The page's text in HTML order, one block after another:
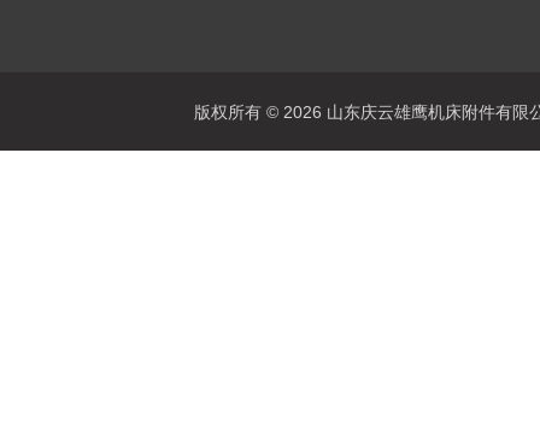
版权所有 © 2026 山东庆云雄鹰机床附件有